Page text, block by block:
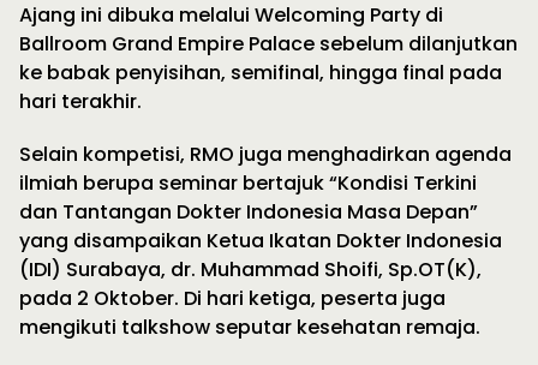
Ajang ini dibuka melalui Welcoming Party di
Ballroom Grand Empire Palace sebelum dilanjutkan
ke babak penyisihan, semifinal, hingga final pada
hari terakhir.
Selain kompetisi, RMO juga menghadirkan agenda
ilmiah berupa seminar bertajuk “Kondisi Terkini
dan Tantangan Dokter Indonesia Masa Depan”
yang disampaikan Ketua Ikatan Dokter Indonesia
(IDI) Surabaya, dr. Muhammad Shoifi, Sp.OT(K),
pada 2 Oktober. Di hari ketiga, peserta juga
mengikuti talkshow seputar kesehatan remaja.